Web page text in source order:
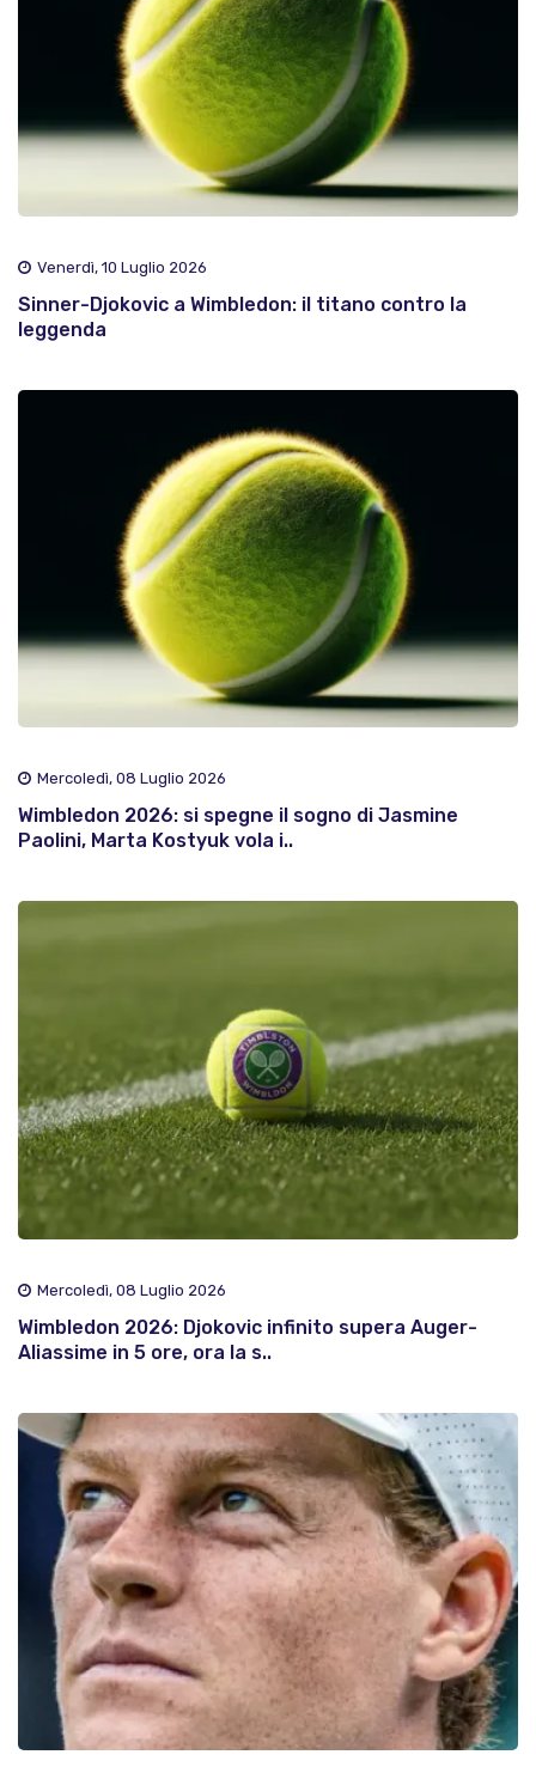
Venerdì, 10 Luglio 2026
Sinner-Djokovic a Wimbledon: il titano contro la
leggenda
Mercoledì, 08 Luglio 2026
Wimbledon 2026: si spegne il sogno di Jasmine
Paolini, Marta Kostyuk vola i..
Mercoledì, 08 Luglio 2026
Wimbledon 2026: Djokovic infinito supera Auger-
Aliassime in 5 ore, ora la s..